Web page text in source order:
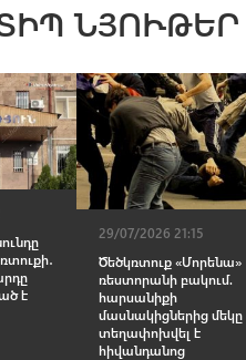
ՆՅՈՒԹԵՐ
է
29/07/2026 21:15
Ծեծկռտուք «Մորենա»
ռեստորանի բակում.
հարսանիքի
մասնակիցներից մեկը
տեղափոխվել է
հիվանդանոց